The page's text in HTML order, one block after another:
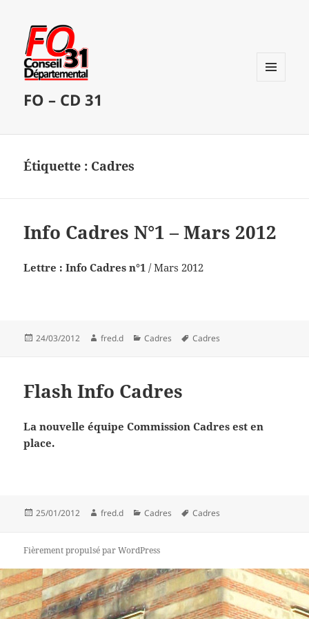
FO – CD 31
Étiquette : Cadres
Info Cadres N°1 – Mars 2012
Lettre : Info Cadres n°1 / Mars 2012
Publié
24/03/2012 Auteur
fred.d Catégories
Cadres
Mots-
Cadres
Flash Info Cadres
La nouvelle équipe Commission Cadres est en
place.
Publié
25/01/2012 Auteur
fred.d Catégories
Cadres
Mots-
Cadres
Fièrement propulsé par WordPress